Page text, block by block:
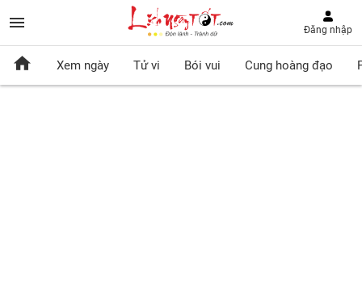
Đăng nhập
Xem ngày Tử vi Bói vui Cung hoàng đạo